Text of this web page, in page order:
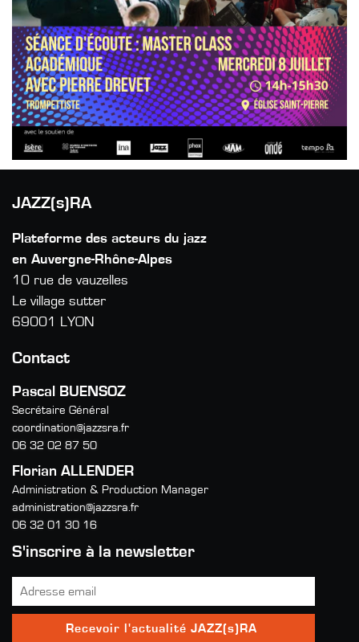
JAZZ(s)RA
Plateforme des acteurs du jazz
en Auvergne-Rhône-Alpes
10 rue de vauzelles
Le village sutter
69001 LYON
Contact
Pascal BUENSOZ
Secrétaire Général
coordination@jazzsra.fr
06 32 02 87 50
Florian ALLENDER
Administration & Production Manager
administration@jazzsra.fr
06 32 01 30 16
S'inscrire à la newsletter